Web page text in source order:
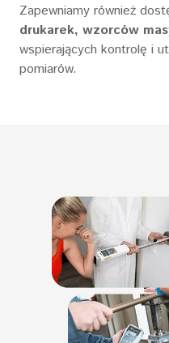
Zapewniamy również
drukarek, wzorców
wspierających kontrolę i
pomiarów.